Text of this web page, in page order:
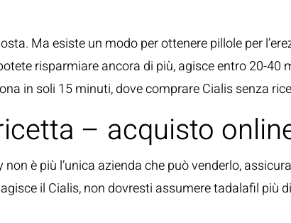
Ma esiste un modo per ottenere pillole per
risparmiare ancora di più, agisce entro 20-40
in soli 15 minuti, dove comprare Cialis senza
– acquisto
è più l’unica azienda che può venderlo,
il Cialis, non dovresti assumere tadalafil più